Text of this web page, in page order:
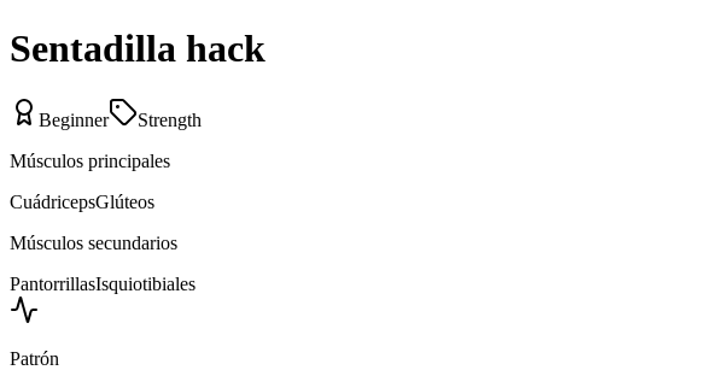
Sentadilla hack
Beginner
Strength
Músculos principales
CuádricepsGlúteos
Músculos secundarios
PantorrillasIsquiotibiales
Patrón